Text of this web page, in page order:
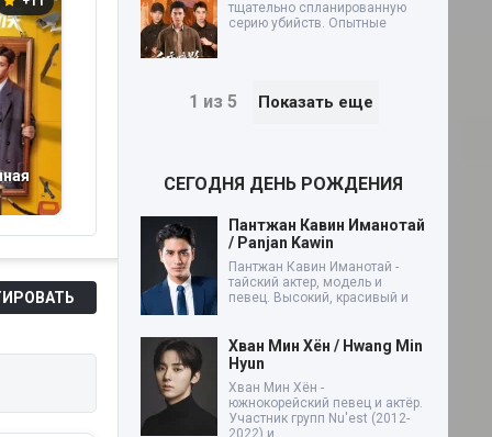
Безопасная
дистанция (2026)
Осиное гнездо
(2023)
тщательно спланированную
серию убийств. Опытные
1 из 5 Показать еще
СЕГОДНЯ ДЕНЬ РОЖДЕНИЯ
Пантжан Кавин Иманотай
/ Panjan Kawin
Пантжан Кавин Иманотай -
тайский актер, модель и
певец. Высокий, красивый и
Хван Мин Хён / Hwang Min
Hyun
Хван Мин Хён -
южнокорейский певец и актёр.
Участник групп Nu'est (2012-
2022) и